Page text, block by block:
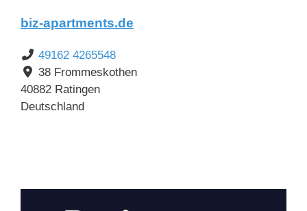
biz-apartments.de
49162 4265548
38 Frommeskothen
40882 Ratingen
Deutschland